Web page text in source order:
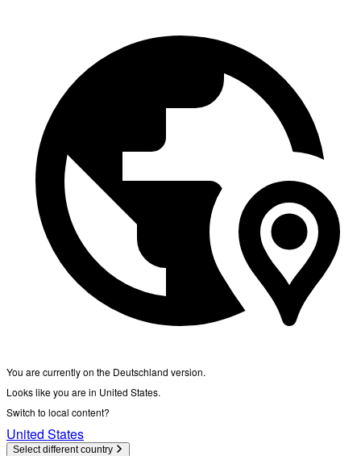
You are currently on the Deutschland version.
Looks like you are in United States.
Switch to local content?
United States
Select different country